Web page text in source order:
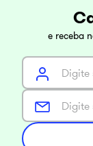
e receba